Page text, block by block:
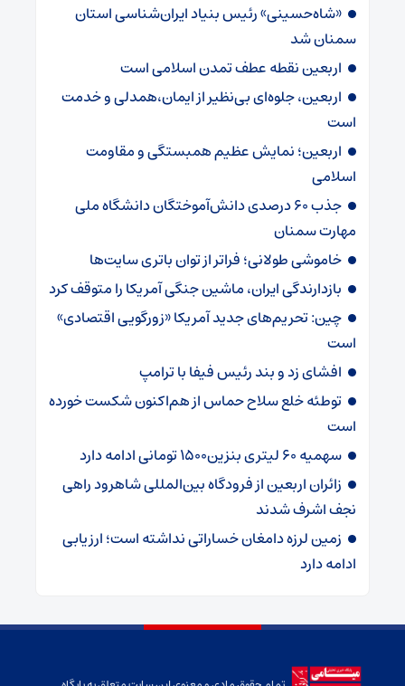
«شاه‌حسینی» رئیس بنیاد ایران‌شناسی استان
سمنان شد
اربعین نقطه عطف تمدن اسلامی است
اربعین، جلوه‌ای بی‌نظیر از ایمان،همدلی و خدمت
است
اربعین؛ نمایش عظیم همبستگی و مقاومت
اسلامی
جذب ۶۰ درصدی دانش‌آموختگان دانشگاه ملی
مهارت سمنان
خاموشی طولانی؛ فراتر از توان باتری سایت‌ها
بازدارندگی ایران، ماشین جنگی آمریکا را متوقف کرد
چین: تحریم‌های جدید آمریکا «زورگویی اقتصادی»
است
افشای زد و بند رئیس فیفا با ترامپ
توطئه خلع سلاح حماس از هم‌اکنون شکست خورده
است
سهمیه ۶۰ لیتری بنزین۱۵۰۰ تومانی ادامه دارد
زائران اربعین از فرودگاه بین‌المللی شاهرود راهی
نجف اشرف شدند
زمین لرزه دامغان خساراتی نداشته است؛ ارزیابی
ادامه دارد